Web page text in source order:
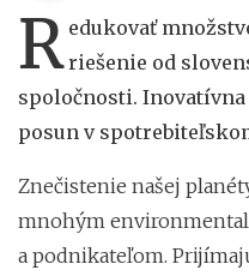
R edukovať
riešenie od
spoločnosti.
posun v
Znečistenie našej
mnohým
a podnikateľom.